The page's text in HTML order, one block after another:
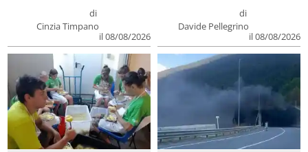
di
Cinzia Timpano
il 08/08/2026
di
Davide Pellegrino
il 08/08/2026